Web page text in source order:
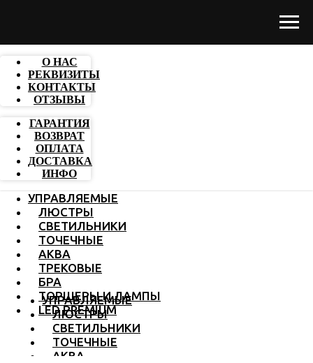
О НАС
РЕКВИЗИТЫ
КОНТАКТЫ
ОТЗЫВЫ
ГАРАНТИЯ
ВОЗВРАТ
ОПЛАТА
ДОСТАВКА
ИНФО
УПРАВЛЯЕМЫЕ
ЛЮСТРЫ
СВЕТИЛЬНИКИ
ТОЧЕЧНЫЕ
АКВА
ТРЕКОВЫЕ
БРА
ТОРШЕРЫ И ЛАМПЫ
LED PREMIUM
УПРАВЛЯЕМЫЕ
ЛЮСТРЫ
СВЕТИЛЬНИКИ
ТОЧЕЧНЫЕ
АКВА